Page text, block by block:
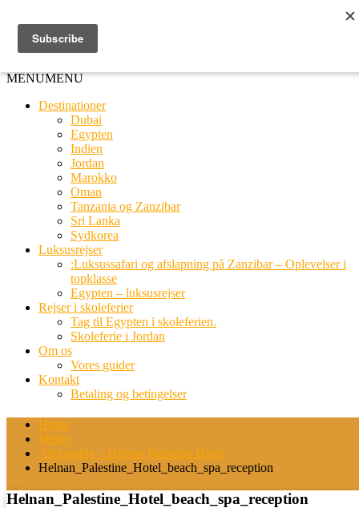
MENUMENU
Destinationer
Dubai
Egypten
Indien
Jordan
Marokko
Oman
Tanzania og Zanzibar
Sri Lanka
Sydkorea
Luksusrejser
:Luksussafari og afslapning på Zanzibar – Oplevelser i
topklasse
Egypten – luksusrejser
Rejser i skoleferier
Tag til Egypten i skoleferien.
Skoleferie i Jordan
Om os
Vores guider
Kontakt
Betaling og betingelser
Home
Medie
Alexandria – Helnan Palestine Hotel
Helnan_Palestine_Hotel_beach_spa_reception
Helnan_Palestine_Hotel_beach_spa_reception